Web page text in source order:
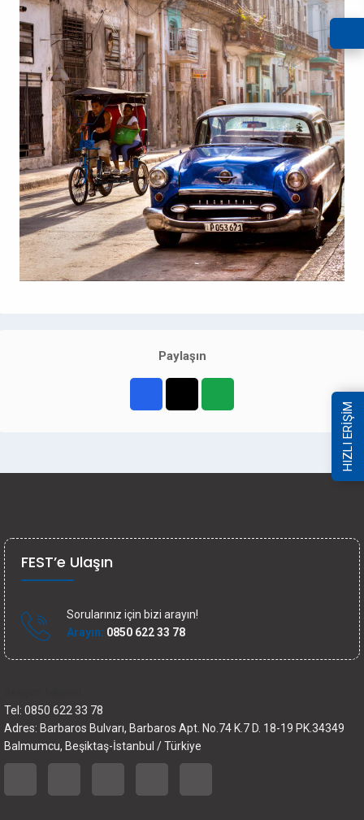
Paylaşın
HIZLI ERİŞİM
FEST’e Ulaşın
Sorularınız için bizi arayın!
Arayın: 0850 622 33 78
Tel: 0850 622 33 78
Adres: Barbaros Bulvarı, Barbaros Apt. No.74 K.7 D. 18-19 PK.34349
Balmumcu, Beşiktaş-İstanbul / Türkiye